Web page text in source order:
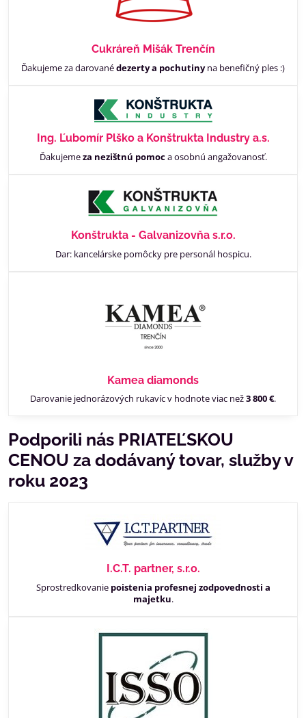
Cukráreň Mišák Trenčín
Ďakujeme za darovanédezerty a pochutinyna benefičný ples :)
Ing. Ľubomír Plško a Konštrukta Industry a.s.
Ďakujemeza nezištnú pomoca osobnú angažovanosť.
Konštrukta - Galvanizovňa s.r.o.
Dar: kancelárske pomôcky pre personál hospicu.
Kamea diamonds
Darovanie jednorázových rukavíc v hodnote viac než3 800 €.
Podporili nás PRIATEĽSKOU
CENOU za dodávaný tovar, služby v
roku 2023
I.C.T. partner, s.r.o.
Sprostredkovanie poistenia profesnej zodpovednosti a
majetku.